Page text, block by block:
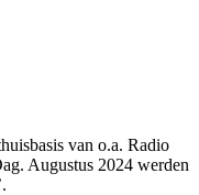
van o.a. Radio
Augustus 2024 werden